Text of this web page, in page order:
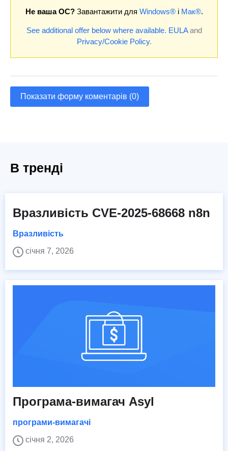
Не ваша ОС?Завантажити для Windows®і Мак®.
See additional offer below where available. EULAand
Privacy/Cookie Policy.
Показати форму коментарів (0)
В тренді
Вразливість CVE-2025-68668 n8n
Вразливість
січня 7, 2026
Програма-вимагач Asyl
програми-вимагачі
січня 2, 2026